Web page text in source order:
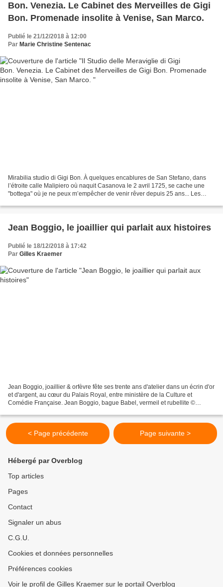
Bon. Venezia. Le Cabinet des Merveilles de Gigi
Bon. Promenade insolite à Venise, San Marco.
Publié le 21/12/2018 à 12:00
Par Marie Christine Sentenac
Mirabilia studio di Gigi Bon. À quelques encablures de San Stefano, dans
l’étroite calle Malipiero où naquit Casanova le 2 avril 1725, se cache une
"bottega" où je ne peux m’empêcher de venir rêver depuis 25 ans... Les
Jean Boggio, le joaillier qui parlait aux histoires
Publié le 18/12/2018 à 17:42
Par Gilles Kraemer
Jean Boggio, joaillier & orfèvre fête ses trente ans d'atelier dans un écrin d'or
et d'argent, au cœur du Palais Royal, entre ministère de la Culture et
Comédie Française. Jean Boggio, bague Babel, vermeil et rubellite ©
< Page précédente Page suivante >
Hébergé par Overblog
Top articles
Pages
Contact
Signaler un abus
C.G.U.
Cookies et données personnelles
Préférences cookies
Voir le profil de Gilles Kraemer sur le portail Overblog